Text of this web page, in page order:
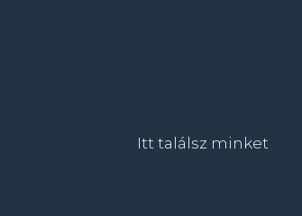
Itt találsz minket